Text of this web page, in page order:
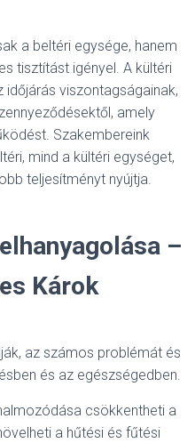
a beltéri egysége, hanem
tisztítást igényel. A kültéri
időjárás viszontagságainak,
amely
Szakembereink
mind a kültéri egységet,
teljesítményt nyújtja.
–
Károk
az számos problémát és
és az egészségedben.
csökkentheti a
a hűtési és fűtési